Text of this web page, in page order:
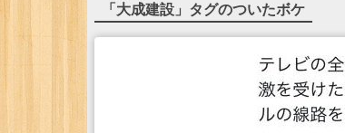
「大成建設 」タグのついたボケ